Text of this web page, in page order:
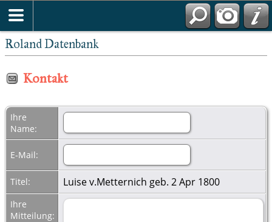
Roland Datenbank
Kontakt
Ihre
Name:
E-Mail:
Titel: Luise v.Metternich geb. 2 Apr 1800
Ihre
Mitteilung: